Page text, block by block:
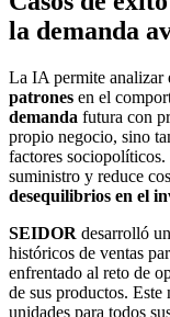
la demanda
La IA permite analizar
patrones en el
demanda futura con
propio negocio, sino
factores
suministro y reduce
desequilibrios en el
SEIDOR desarrolló un
históricos de ventas
enfrentado al reto de
de sus productos.
unidades para todos